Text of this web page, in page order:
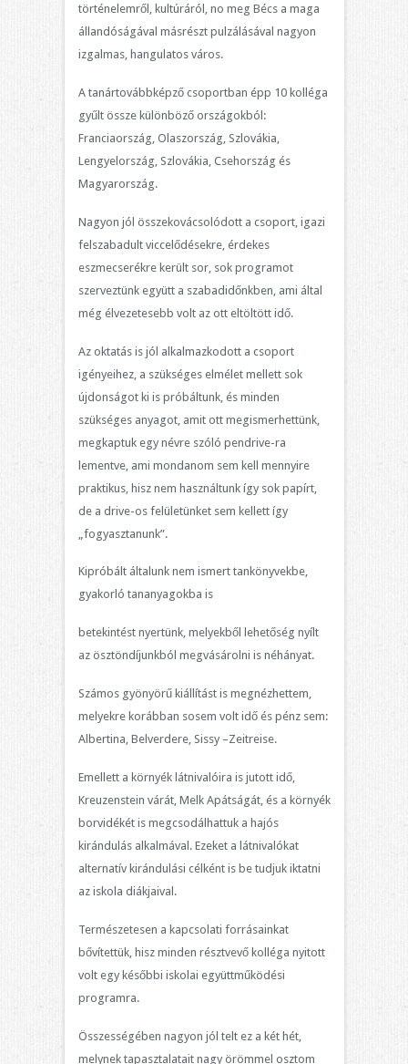
történelemről, kultúráról, no meg Bécs a maga
állandóságával másrészt pulzálásával nagyon
izgalmas, hangulatos város.
A tanártovábbképző csoportban épp 10 kolléga
gyűlt össze különböző országokból:
Franciaország, Olaszország, Szlovákia,
Lengyelország, Szlovákia, Csehország és
Magyarország.
Nagyon jól összekovácsolódott a csoport, igazi
felszabadult viccelődésekre, érdekes
eszmecserékre került sor, sok programot
szerveztünk együtt a szabadidőnkben, ami által
még élvezetesebb volt az ott eltöltött idő.
Az oktatás is jól alkalmazkodott a csoport
igényeihez, a szükséges elmélet mellett sok
újdonságot ki is próbáltunk, és minden
szükséges anyagot, amit ott megismerhettünk,
megkaptuk egy névre szóló pendrive-ra
lementve, ami mondanom sem kell mennyire
praktikus, hisz nem használtunk így sok papírt,
de a drive-os felületünket sem kellett így
„fogyasztanunk”.
Kipróbált általunk nem ismert tankönyvekbe,
gyakorló tananyagokba is
betekintést nyertünk, melyekből lehetőség nyílt
az ösztöndíjunkból megvásárolni is néhányat.
Számos gyönyörű kiállítást is megnézhettem,
melyekre korábban sosem volt idő és pénz sem:
Albertina, Belverdere, Sissy –Zeitreise.
Emellett a környék látnivalóira is jutott idő,
Kreuzenstein várát, Melk Apátságát, és a környék
borvidékét is megcsodálhattuk a hajós
kirándulás alkalmával. Ezeket a látnivalókat
alternatív kirándulási célként is be tudjuk iktatni
az iskola diákjaival.
Természetesen a kapcsolati forrásainkat
bővítettük, hisz minden résztvevő kolléga nyitott
volt egy későbbi iskolai együttműködési
programra.
Összességében nagyon jól telt ez a két hét,
melynek tapasztalatait nagy örömmel osztom